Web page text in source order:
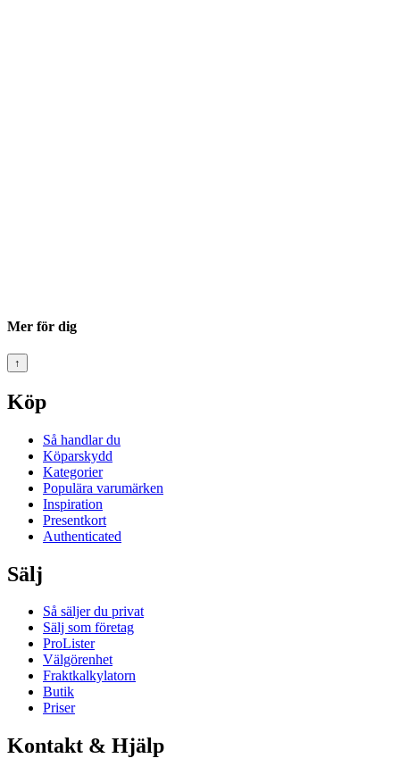
Mer för dig
↑
Köp
Så handlar du
Köparskydd
Kategorier
Populära varumärken
Inspiration
Presentkort
Authenticated
Sälj
Så säljer du privat
Sälj som företag
ProLister
Välgörenhet
Fraktkalkylatorn
Butik
Priser
Kontakt & Hjälp